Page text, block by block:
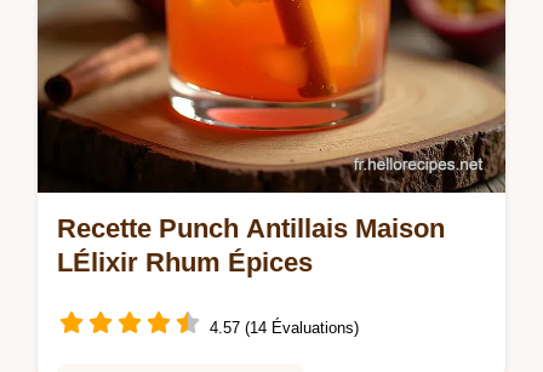
Recette Punch Antillais Maison
LÉlixir Rhum Épices
4.57 (14 Évaluations)